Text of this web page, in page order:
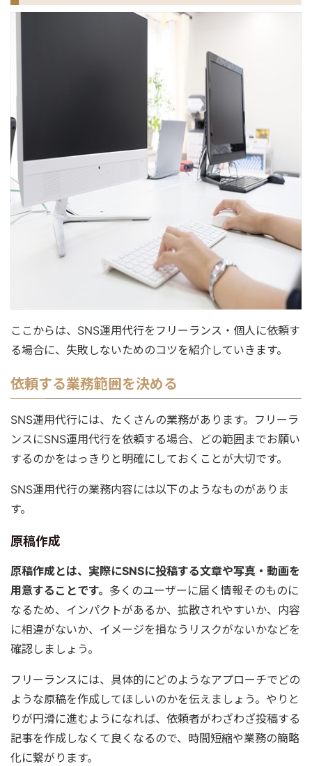
ここからは、SNS運用代行をフリーランス・個人に依頼す
る場合に、失敗しないためのコツを紹介していきます。
依頼する業務範囲を決める
SNS運用代行には、たくさんの業務があります。フリーラ
ンスにSNS運用代行を依頼する場合、どの範囲までお願い
するのかをはっきりと明確にしておくことが大切です。
SNS運用代行の業務内容には以下のようなものがありま
す。
原稿作成
原稿作成とは、実際にSNSに投稿する文章や写真・動画を
用意することです。 多くのユーザーに届く情報そのものに
なるため、インパクトがあるか、拡散されやすいか、内容
に相違がないか、イメージを損なうリスクがないかなどを
確認しましょう。
フリーランスには、具体的にどのようなアプローチでどの
ような原稿を作成してほしいのかを伝えましょう。やりと
りが円滑に進むようになれば、依頼者がわざわざ投稿する
記事を作成しなくて良くなるので、時間短縮や業務の簡略
化に繋がります。